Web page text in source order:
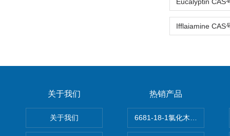
关于我们
关于我们
热销产品
6681-18-1氯化木兰花碱